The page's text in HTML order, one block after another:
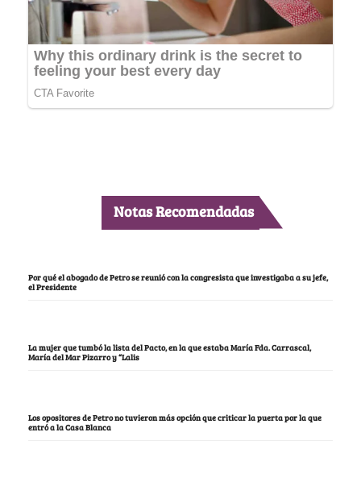
Notas Recomendadas
Por qué el abogado de Petro se reunió con la congresista que investigaba a su jefe,
el Presidente
La mujer que tumbó la lista del Pacto, en la que estaba María Fda. Carrascal,
María del Mar Pizarro y “Lalis
Los opositores de Petro no tuvieron más opción que criticar la puerta por la que
entró a la Casa Blanca